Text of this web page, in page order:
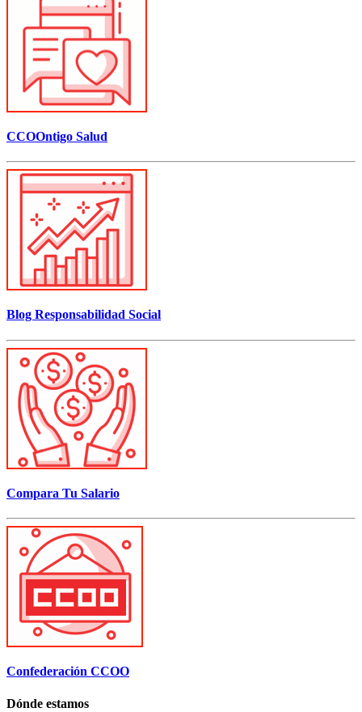
CCOOntigo Salud
Blog Responsabilidad Social
Compara Tu Salario
Confederación CCOO
Dónde estamos